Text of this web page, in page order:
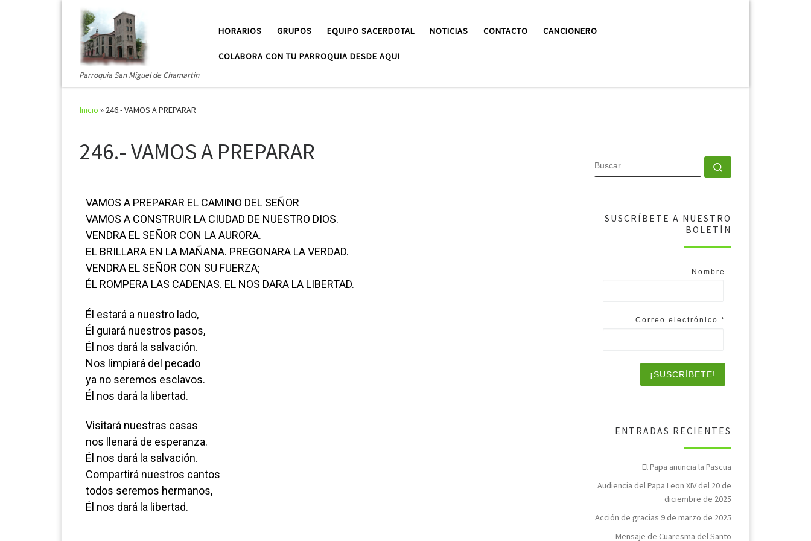
Saltar al contenido
Parroquia San Miguel de Chamartin
HORARIOS GRUPOS EQUIPO SACERDOTAL NOTICIAS CONTACTO CANCIONERO
COLABORA CON TU PARROQUIA DESDE AQUI
Inicio » 246.- VAMOS A PREPARAR
246.- VAMOS A PREPARAR
VAMOS A PREPARAR EL CAMINO DEL SEÑOR
VAMOS A CONSTRUIR LA CIUDAD DE NUESTRO DIOS.
VENDRA EL SEÑOR CON LA AURORA.
EL BRILLARA EN LA MAÑANA. PREGONARA LA VERDAD.
VENDRA EL SEÑOR CON SU FUERZA;
ÉL ROMPERA LAS CADENAS. EL NOS DARA LA LIBERTAD.
Él estará a nuestro lado,
Él guiará nuestros pasos,
Él nos dará la salvación.
Nos limpiará del pecado
ya no seremos esclavos.
Él nos dará la libertad.
Visitará nuestras casas
nos llenará de esperanza.
Él nos dará la salvación.
Compartirá nuestros cantos
todos seremos hermanos,
Él nos dará la libertad.
SUSCRÍBETE A NUESTRO
BOLETÍN
Nombre
Correo electrónico *
ENTRADAS RECIENTES
El Papa anuncia la Pascua
Audiencia del Papa Leon XIV del 20 de
diciembre de 2025
Acción de gracias 9 de marzo de 2025
Mensaje de Cuaresma del Santo